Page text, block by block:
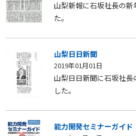
山梨新報に石坂社長の
た。
山梨日日新聞
2019年01月01日
山梨日日新聞に石坂社
した。
能力開発セミナーガイド